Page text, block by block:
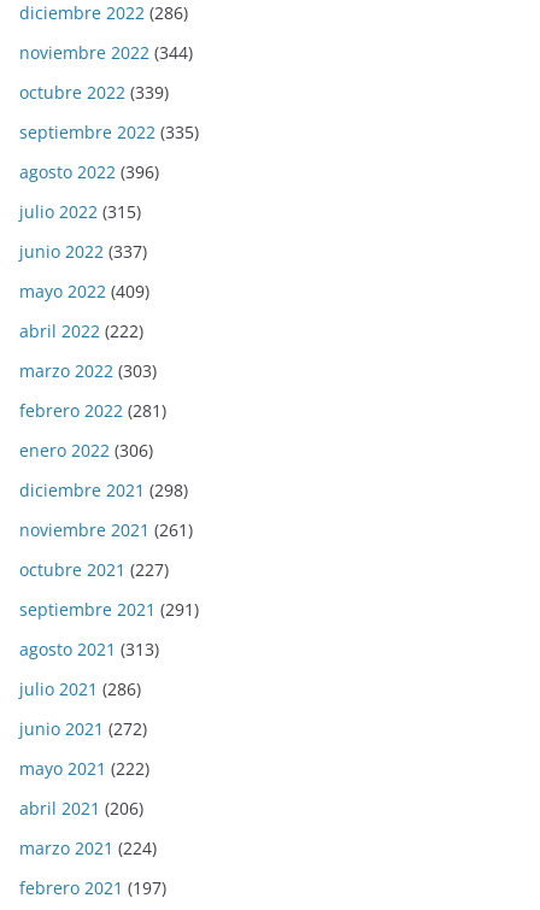
diciembre 2022 (286)
noviembre 2022 (344)
octubre 2022 (339)
septiembre 2022 (335)
agosto 2022 (396)
julio 2022 (315)
junio 2022 (337)
mayo 2022 (409)
abril 2022 (222)
marzo 2022 (303)
febrero 2022 (281)
enero 2022 (306)
diciembre 2021 (298)
noviembre 2021 (261)
octubre 2021 (227)
septiembre 2021 (291)
agosto 2021 (313)
julio 2021 (286)
junio 2021 (272)
mayo 2021 (222)
abril 2021 (206)
marzo 2021 (224)
febrero 2021 (197)